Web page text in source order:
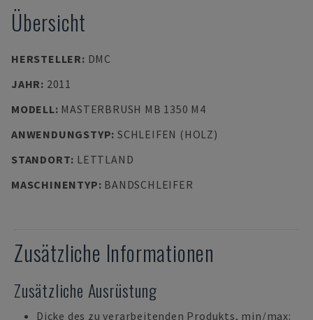
Übersicht
HERSTELLER: DMC
JAHR: 2011
MODELL: MASTERBRUSH MB 1350 M4
ANWENDUNGSTYP: SCHLEIFEN (HOLZ)
STANDORT: LETTLAND
MASCHINENTYP: BANDSCHLEIFER
Zusätzliche Informationen
Zusätzliche Ausrüstung
Dicke des zu verarbeitenden Produkts, min/max: